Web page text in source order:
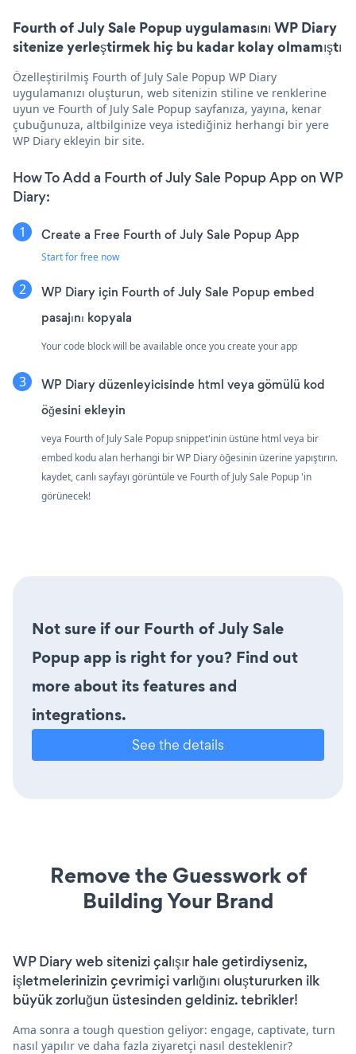
Fourth of July Sale Popup uygulamasını WP Diary
sitenize yerleştirmek hiç bu kadar kolay olmamıştı
Özelleştirilmiş Fourth of July Sale Popup WP Diary
uygulamanızı oluşturun, web sitenizin stiline ve renklerine
uyun ve Fourth of July Sale Popup sayfanıza, yayına, kenar
çubuğunuza, altbilginize veya istediğiniz herhangi bir yere
WP Diary ekleyin bir site.
How To Add a Fourth of July Sale Popup App on WP
Diary:
Create a Free Fourth of July Sale Popup App
Start for free now
WP Diary için Fourth of July Sale Popup embed
pasajını kopyala
Your code block will be available once you create your app
WP Diary düzenleyicisinde html veya gömülü kod
öğesini ekleyin
veya Fourth of July Sale Popup snippet'inin üstüne html veya bir
embed kodu alan herhangi bir WP Diary öğesinin üzerine yapıştırın.
kaydet, canlı sayfayı görüntüle ve Fourth of July Sale Popup 'in
görünecek!
Not sure if our Fourth of July Sale
Popup app is right for you? Find out
more about its features and
integrations.
See the details
Remove the Guesswork of
Building Your Brand
WP Diary web sitenizi çalışır hale getirdiyseniz,
işletmelerinizin çevrimiçi varlığını oluştururken ilk
büyük zorluğun üstesinden geldiniz. tebrikler!
Ama sonra a tough question geliyor: engage, captivate, turn
nasıl yapılır ve daha fazla ziyaretçi nasıl desteklenir?